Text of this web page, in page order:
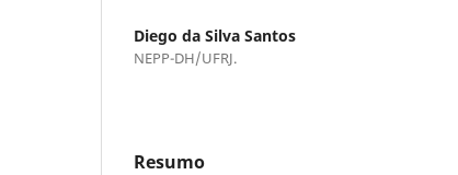
Diego da Silva Santos
NEPP-DH/UFRJ.
Resumo